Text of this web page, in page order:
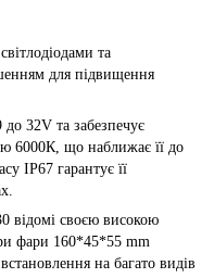
та
для підвищення
32V та забезпечує
6000К, що наближає її до
IP67 гарантує її
відомі своєю високою
фари 160*45*55 mm
на багато видів